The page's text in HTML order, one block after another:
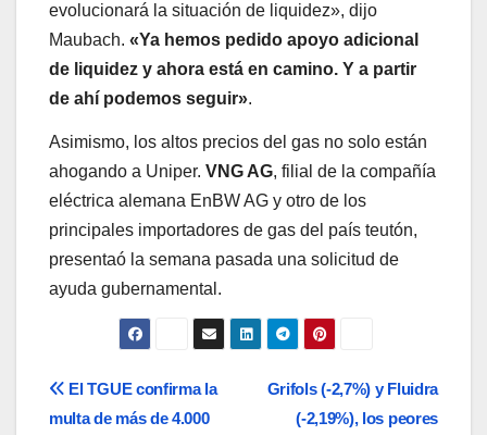
evolucionará la situación de liquidez», dijo
Maubach. «Ya hemos pedido apoyo adicional
de liquidez y ahora está en camino. Y a partir
de ahí podemos seguir».
Asimismo, los altos precios del gas no solo están
ahogando a Uniper. VNG AG, filial de la compañía
eléctrica alemana EnBW AG y otro de los
principales importadores de gas del país teutón,
presentaó la semana pasada una solicitud de
ayuda gubernamental.
Navegación
Grifols (-2,7%) y Fluidra
(-2,19%), los peores
El TGUE confirma la
multa de más de 4.000